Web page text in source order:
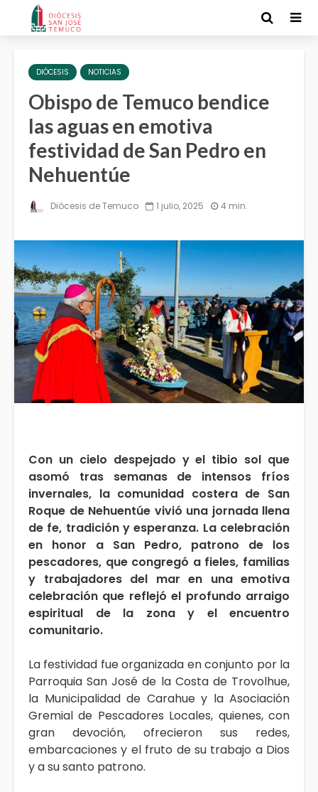
DIÓCESIS NOTICIAS
Obispo de Temuco bendice
las aguas en emotiva
festividad de San Pedro en
Nehuentúe
Diócesis de Temuco 1 julio, 2025 4 min.
Con un cielo despejado y el tibio sol que
asomó tras semanas de intensos fríos
invernales, la comunidad costera de San
Roque de Nehuentúe vivió una jornada llena
de fe, tradición y esperanza. La celebración
en honor a San Pedro, patrono de los
pescadores, que congregó a fieles, familias
y trabajadores del mar en una emotiva
celebración que reflejó el profundo arraigo
espiritual de la zona y el encuentro
comunitario.
La festividad fue organizada en conjunto por la
Parroquia San José de la Costa de Trovolhue,
la Municipalidad de Carahue y la Asociación
Gremial de Pescadores Locales, quienes, con
gran devoción, ofrecieron sus redes,
embarcaciones y el fruto de su trabajo a Dios
y a su santo patrono.